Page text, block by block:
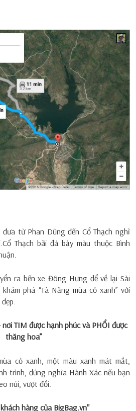
đưa từ Phan Dũng đến Cổ Thạch nghỉ
Thạch bãi đá bảy màu thuộc Bình
ra bến xe Đông Hưng để về lại Sài
phá “Tà Năng mùa cỏ xanh” với
TIM được hạnh phúc và PHỔI được
thăng hoa”
cỏ xanh, một màu xanh mát mắt,
trình, đúng nghĩa Hành Xác nếu bạn
núi, vượt đồi.
hàng của BigBag.vn"